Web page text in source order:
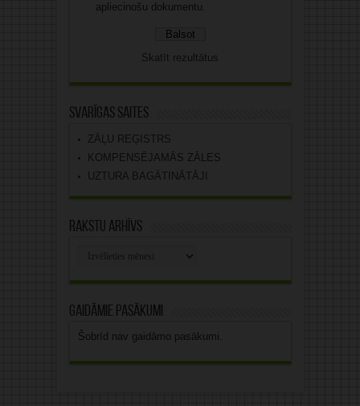
apliecinošu dokumentu.
Skatīt rezultātus
Svarīgas saites
ZĀĻU REĢISTRS
KOMPENSĒJAMĀS ZĀLES
UZTURA BAGĀTINĀTĀJI
Rakstu arhīvs
Gaidāmie pasākumi
Šobrīd nav gaidāmo pasākumi.